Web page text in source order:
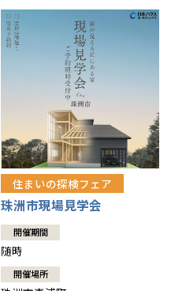
住まいの探検フェア
珠洲市現場見学会
開催期間
随時
開催場所